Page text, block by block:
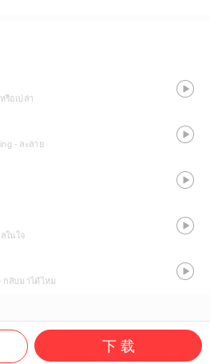
รือเปล่า
- ละลาย
ในใจ
- กลับมาได้ไหม
下 载